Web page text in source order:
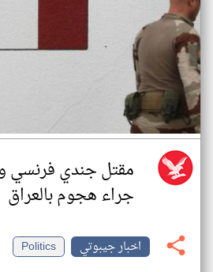
جراء هجوم بالعراق
اخبار جيبوتي
Politics